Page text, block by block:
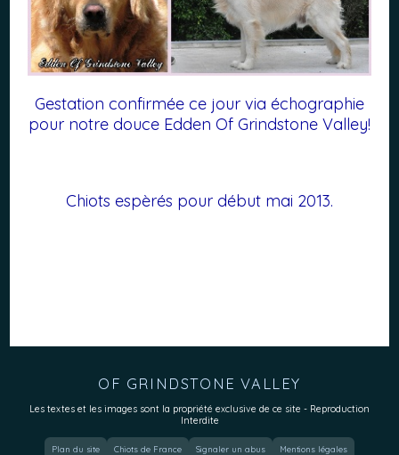
Gestation confirmée ce jour via échographie
pour notre douce Edden Of Grindstone Valley!
Chiots espèrés pour début mai 2013.
OF GRINDSTONE VALLEY
Les textes et les images sont la propriété exclusive de ce site - Reproduction
Interdite
Plan du site Chiots de France Signaler un abus Mentions légales